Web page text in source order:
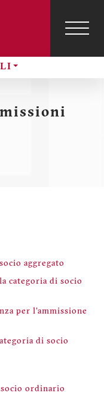
profilo
utente
aggregato
categoria di socio
per l'ammissione
di socio
ordinario